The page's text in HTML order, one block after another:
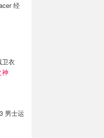
经
衣
神
男士运